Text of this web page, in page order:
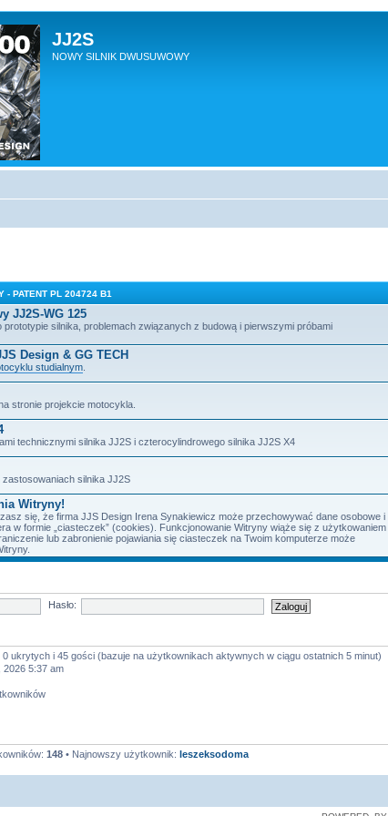
JJ2S
NOWY SILNIK DWUSUWOWY
- PATENT PL 204724 B1
JJ2S-WG 125
silnika, problemach związanych z budową i pierwszymi próbami
Design & GG TECH
studialnym
stronie projekcie motocykla.
technicznymi silnika JJ2S i czterocylindrowego silnika JJ2S X4
silnika JJ2S
Witryny!
się, że firma JJS Design Irena Synakiewicz może przechowywać dane osobowe i
w formie „ciasteczek” (cookies). Funkcjonowanie Witryny wiąże się z użytkowaniem
lub zabronienie pojawiania się ciasteczek na Twoim komputerze może
Hasło:
ukrytych i 45 gości (bazuje na użytkownikach aktywnych w ciągu ostatnich 5 minut)
2026 5:37 am
148 • Najnowszy użytkownik: leszeksodoma